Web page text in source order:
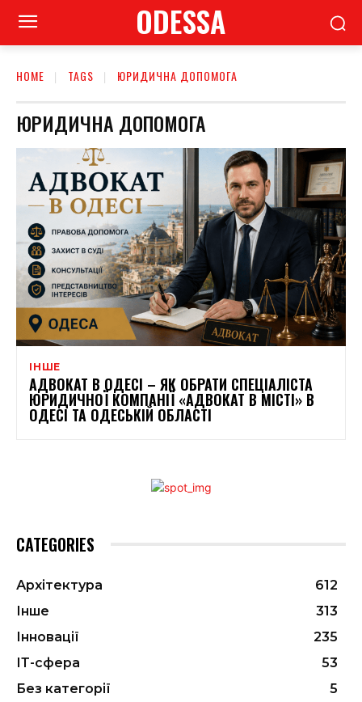
ODESSA
HOME TAGS ЮРИДИЧНА ДОПОМОГА
ЮРИДИЧНА ДОПОМОГА
ІНШЕ
АДВОКАТ В ОДЕСІ – ЯК ОБРАТИ СПЕЦІАЛІСТА
ЮРИДИЧНОЇ КОМПАНІЇ «АДВОКАТ В МІСТІ» В
ОДЕСІ ТА ОДЕСЬКІЙ ОБЛАСТІ
CATEGORIES
Архітектура
612
Інше
313
Інновації
235
ІТ-сфера
53
Без категорії
5